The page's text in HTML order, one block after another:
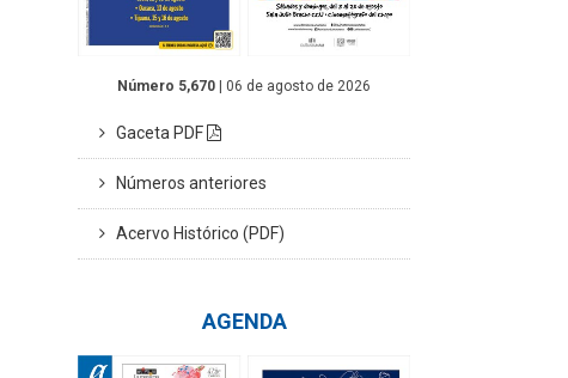
Número 5,670 | 06 de agosto de 2026
Gaceta PDF
Números anteriores
Acervo Histórico (PDF)
AGENDA